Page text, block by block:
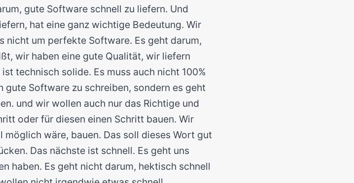
gute Software schnell zu liefern. Und
hat eine ganz wichtige Bedeutung. Wir
nicht um perfekte Software. Es geht darum,
wir haben eine gute Qualität, wir liefern
technisch solide. Es muss auch nicht 100%
gute Software zu schreiben, sondern es geht
und wir wollen auch nur das Richtige und
oder für diesen einen Schritt bauen. Wir
wäre, bauen. Das soll dieses Wort gut
Das nächste ist schnell. Es geht uns
haben. Es geht nicht darum, hektisch schnell